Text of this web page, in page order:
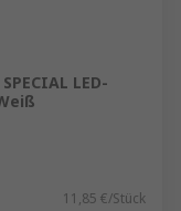
LED-
11,85 €/Stück